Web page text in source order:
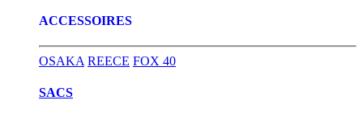
ACCESSOIRES
OSAKA REECE FOX 40
SACS